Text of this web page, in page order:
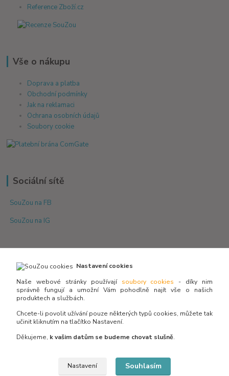
Reference Zboží.cz
Vše o nákupu
Doprava a platba
Obchodní podmínky
Jak na reklamaci
Ochrana osobních údajů
Soubory cookie
Sociální sítě
SouZou na FB
SouZou na IG
Není skladem? Potřebujete poradit s výběrem?
Zeptejte se:
Nastavení cookies
Naše webové stránky používají soubory cookies - díky nim
správně fungují a umožní Vám pohodlně najít vše o našich
produktech a službách.
Chcete-li povolit užívání pouze některých typů cookies, můžete tak
učinit kliknutím na tlačítko Nastavení.
Děkujeme, k vašim datům se budeme chovat slušně.
Nastavení Souhlasím